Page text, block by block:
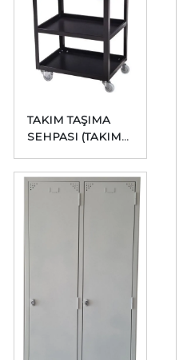
TAKIM TAŞIMA
SEHPASI (TAKIM